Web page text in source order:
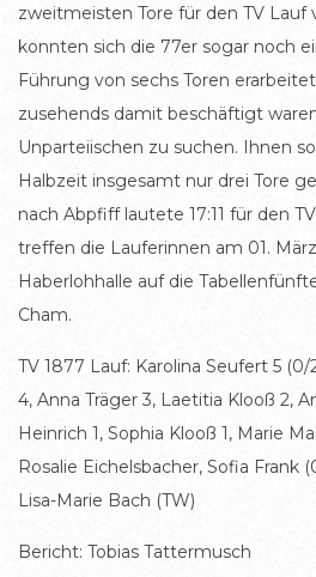
zweitmeisten Tore für den TV Lauf
konnten sich die 77er sogar noch
Führung von sechs Toren
zusehends damit beschäftigt
Unparteiischen zu suchen. Ihnen
Halbzeit insgesamt nur drei Tore
nach Abpfiff lautete 17:11 für den
treffen die Lauferinnen am 01.
Haberlohhalle auf die
Cham.
TV 1877 Lauf: Karolina Seufert 5
4, Anna Träger 3, Laetitia Klooß 2,
Heinrich 1, Sophia Klooß 1, Marie
Rosalie Eichelsbacher, Sofia Frank
Lisa-Marie Bach (TW)
Bericht: Tobias Tattermusch